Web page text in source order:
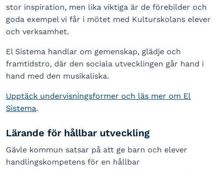
stor inspiration, men lika viktiga är de förebilder och
goda exempel vi får i mötet med Kulturskolans elever
och verksamhet.
El Sistema handlar om gemenskap, glädje och
framtidstro, där den sociala utvecklingen går hand i
hand med den musikaliska.
Upptäck undervisningsformer och läs mer om El
Sistema.
Lärande för hållbar utveckling
Gävle kommun satsar på att ge barn och elever
handlingskompetens för en hållbar